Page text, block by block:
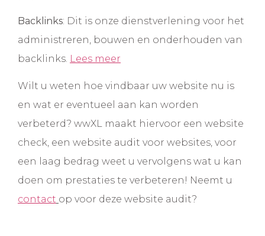
Backlinks: Dit is onze dienstverlening voor het
administreren, bouwen en onderhouden van
backlinks. Lees meer
Wilt u weten hoe vindbaar uw website nu is
en wat er eventueel aan kan worden
verbeterd? wwXL maakt hiervoor een website
check, een website audit voor websites, voor
een laag bedrag weet u vervolgens wat u kan
doen om prestaties te verbeteren! Neemt u
contact op voor deze website audit?